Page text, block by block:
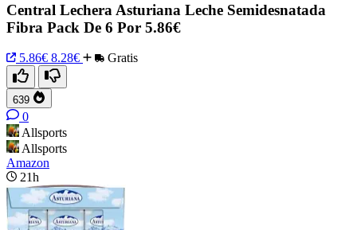
Central Lechera Asturiana Leche Semidesnatada
Fibra Pack De 6 Por 5.86€
5.86€ 8.28€ Gratis
639
0
Allsports
Allsports
Amazon
21h